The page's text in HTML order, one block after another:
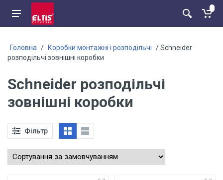
Головна / Коробки монтажні і розподільчі / Schneider
розподільчі зовнішні коробки
Schneider розподільчі
зовнішні коробки
Фільтр